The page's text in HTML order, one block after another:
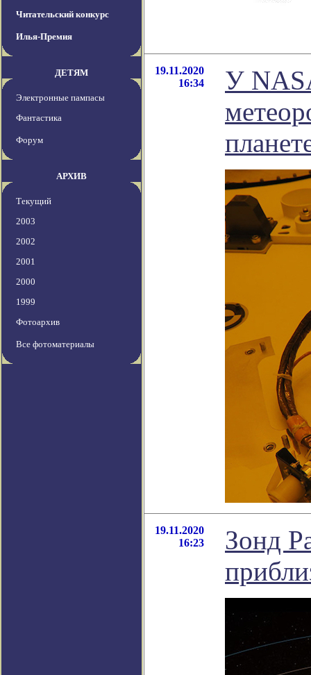
Читательский конкурс
Илья-Премия
ДЕТЯМ
Электронные пампасы
Фантастика
Форум
АРХИВ
Текущий
2003
2002
2001
2000
1999
Фотоархив
Все фотоматериалы
19.11.2020
16:34
У
19.11.2020
16:23
Зонд